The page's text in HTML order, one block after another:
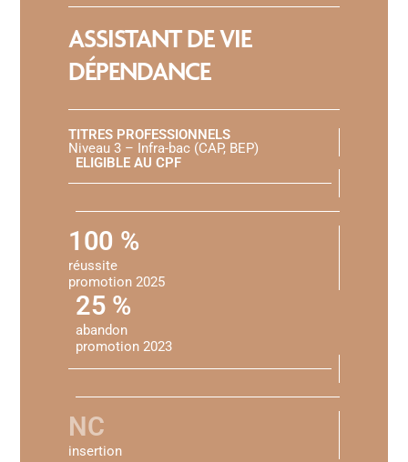
ASSISTANT DE VIE
DÉPENDANCE
TITRES PROFESSIONNELS
Niveau 3 – Infra-bac (CAP, BEP)
ELIGIBLE AU CPF
100 %
réussite
promotion 2025
25 %
abandon
promotion 2023
NC
insertion